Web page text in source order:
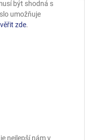
být shodná s
umožňuje
zde.
nejlepší nám v